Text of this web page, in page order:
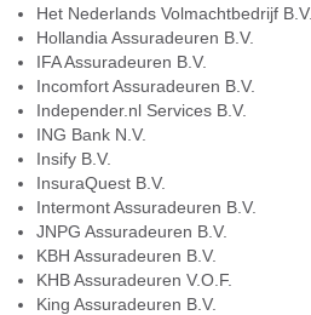
Het Nederlands Volmachtbedrijf B.V.
Hollandia Assuradeuren B.V.
IFA Assuradeuren B.V.
Incomfort Assuradeuren B.V.
Independer.nl Services B.V.
ING Bank N.V.
Insify B.V.
InsuraQuest B.V.
Intermont Assuradeuren B.V.
JNPG Assuradeuren B.V.
KBH Assuradeuren B.V.
KHB Assuradeuren V.O.F.
King Assuradeuren B.V.